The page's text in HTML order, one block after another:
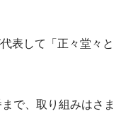
表して「正々堂々と
で、取り組みはさま